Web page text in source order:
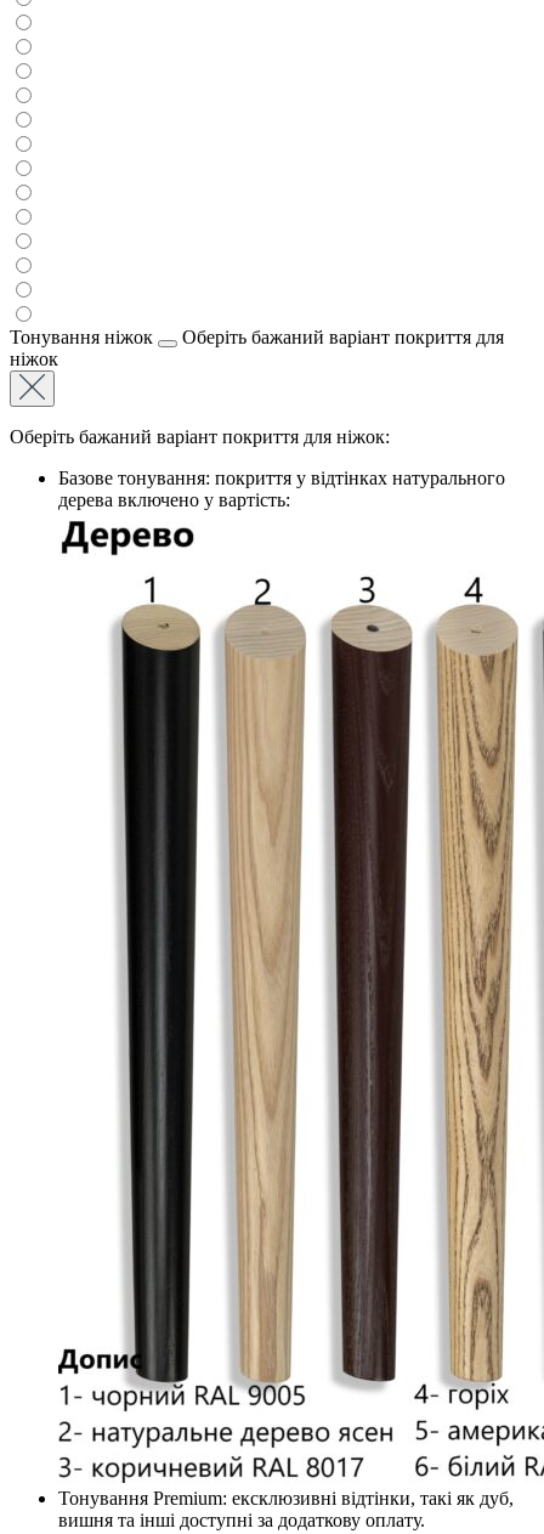
Тонування ніжок
Оберіть бажаний варіант покриття для
ніжок
Оберіть бажаний варіант покриття для ніжок:
Базове тонування: покриття у відтінках натурального
дерева включено у вартість:
Тонування Premium: ексклюзивні відтінки, такі як дуб,
вишня та інші доступні за додаткову оплату.